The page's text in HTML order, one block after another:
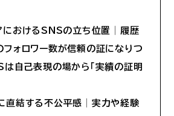
におけるSNSの立ち位置│履歴
フォロワー数が信頼の証になりつ
は自己表現の場から「実績の証明
直結する不公平感│実力や経験